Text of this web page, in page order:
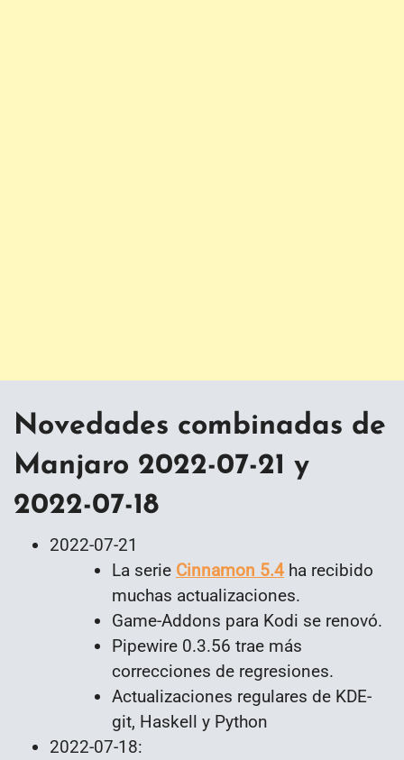
Novedades combinadas de
Manjaro 2022-07-21 y
2022-07-18
2022-07-21
La serie Cinnamon 5.4ha recibido
muchas actualizaciones.
Game-Addons para Kodi se renovó.
Pipewire 0.3.56 trae más
correcciones de regresiones.
Actualizaciones regulares de KDE-
git, Haskell y Python
2022-07-18: